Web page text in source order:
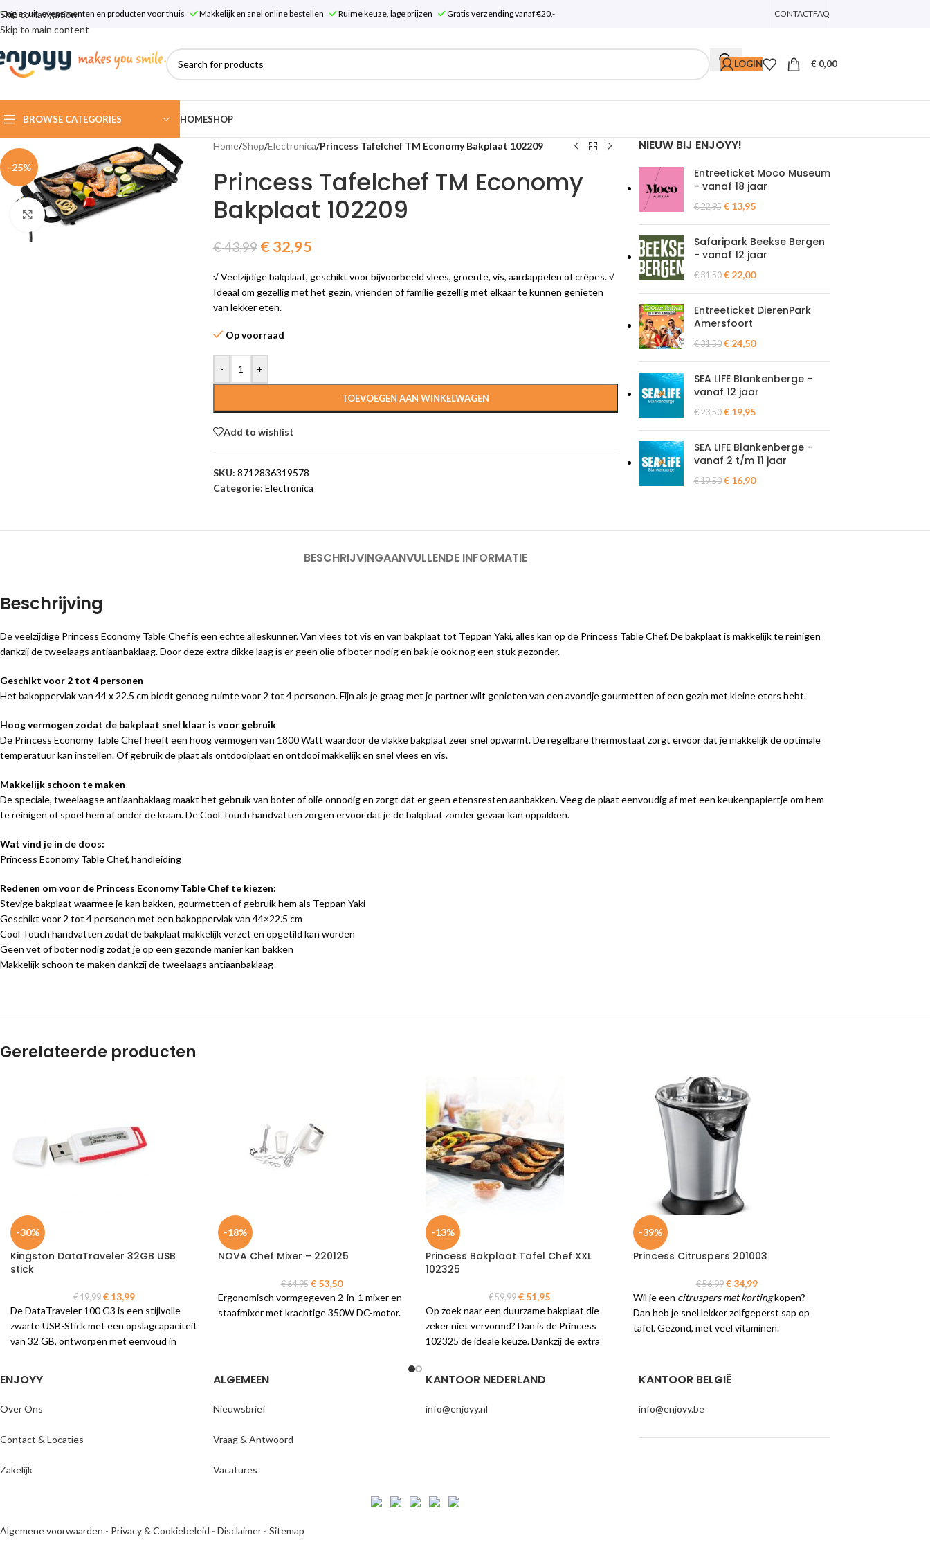
Skip to navigation
Skip to main content
Dagjes uit, evenementen en producten voor thuis Makkelijk en snel online bestellen Ruime keuze, lage prijzen Gratis verzending vanaf €20,- CONTACTFAQ
LOGIN € 0,00
BROWSE CATEGORIES HOMESHOP
-25%
Click to enlarge
Home/Shop/Electronica/Princess Tafelchef TM Economy Bakplaat 102209
Princess Tafelchef TM Economy
Bakplaat 102209
€43,99 € 32,95
√ Veelzijdige bakplaat, geschikt voor bijvoorbeeld vlees, groente, vis, aardappelen of crêpes. √
Ideaal om gezellig met het gezin, vrienden of familie gezellig met elkaar te kunnen genieten
van lekker eten.
Op voorraad
- +
TOEVOEGEN AAN WINKELWAGEN
Add to wishlist
SKU: 8712836319578
Categorie: Electronica
NIEUW BIJ ENJOYY!
Entreeticket Moco Museum
- vanaf 18 jaar
€22,95 €13,95
Safaripark Beekse Bergen
- vanaf 12 jaar
€31,50 €22,00
Entreeticket DierenPark
Amersfoort
€31,50 €24,50
SEA LIFE Blankenberge -
vanaf 12 jaar
€23,50 €19,95
SEA LIFE Blankenberge -
vanaf 2 t/m 11 jaar
€19,50 €16,90
BESCHRIJVINGAANVULLENDE INFORMATIE
Beschrijving
De veelzijdige Princess Economy Table Chef is een echte alleskunner. Van vlees tot vis en van bakplaat tot Teppan Yaki, alles kan op de Princess Table Chef. De bakplaat is makkelijk te reinigen
dankzij de tweelaags antiaanbaklaag. Door deze extra dikke laag is er geen olie of boter nodig en bak je ook nog een stuk gezonder.
Geschikt voor 2 tot 4 personen
Het bakoppervlak van 44 x 22.5 cm biedt genoeg ruimte voor 2 tot 4 personen. Fijn als je graag met je partner wilt genieten van een avondje gourmetten of een gezin met kleine eters hebt.
Hoog vermogen zodat de bakplaat snel klaar is voor gebruik
De Princess Economy Table Chef heeft een hoog vermogen van 1800 Watt waardoor de vlakke bakplaat zeer snel opwarmt. De regelbare thermostaat zorgt ervoor dat je makkelijk de optimale
temperatuur kan instellen. Of gebruik de plaat als ontdooiplaat en ontdooi makkelijk en snel vlees en vis.
Makkelijk schoon te maken
De speciale, tweelaagse antiaanbaklaag maakt het gebruik van boter of olie onnodig en zorgt dat er geen etensresten aanbakken. Veeg de plaat eenvoudig af met een keukenpapiertje om hem
te reinigen of spoel hem af onder de kraan. De Cool Touch handvatten zorgen ervoor dat je de bakplaat zonder gevaar kan oppakken.
Wat vind je in de doos:
Princess Economy Table Chef, handleiding
Redenen om voor de Princess Economy Table Chef te kiezen:
Stevige bakplaat waarmee je kan bakken, gourmetten of gebruik hem als Teppan Yaki
Geschikt voor 2 tot 4 personen met een bakoppervlak van 44×22.5 cm
Cool Touch handvatten zodat de bakplaat makkelijk verzet en opgetild kan worden
Geen vet of boter nodig zodat je op een gezonde manier kan bakken
Makkelijk schoon te maken dankzij de tweelaags antiaanbaklaag
Gerelateerde producten
-30%
Kingston DataTraveler 32GB USB
stick
€19,99 €13,99
De DataTraveler 100 G3 is een stijlvolle
zwarte USB-Stick met een opslagcapaciteit
van 32 GB, ontworpen met eenvoud in
waarborgen de legendarische
-18%
NOVA Chef Mixer – 220125
€64,95 €53,50
Ergonomisch vormgegeven 2-in-1 mixer en
staafmixer met krachtige 350W DC-motor.
-13%
Princess Bakplaat Tafel Chef XXL
102325
€59,99 €51,95
Op zoek naar een duurzame bakplaat die
zeker niet vervormd? Dan is de Princess
102325 de ideale keuze. Dankzij de extra
duurzaam en geschikt voor veelvuldig
speciaal voor grote gezin.
-39%
Princess Citruspers 201003
€56,99 €34,99
Wil je een citruspers met kortingkopen?
Dan heb je snel lekker zelfgeperst sap op
tafel. Gezond, met veel vitaminen.
ENJOYY
Over Ons
Contact & Locaties
Zakelijk
ALGEMEEN
Nieuwsbrief
Vraag & Antwoord
Vacatures
KANTOOR NEDERLAND
info@enjoyy.nl
KANTOOR BELGIË
info@enjoyy.be
Algemene voorwaarden - Privacy & Cookiebeleid - Disclaimer - Sitemap